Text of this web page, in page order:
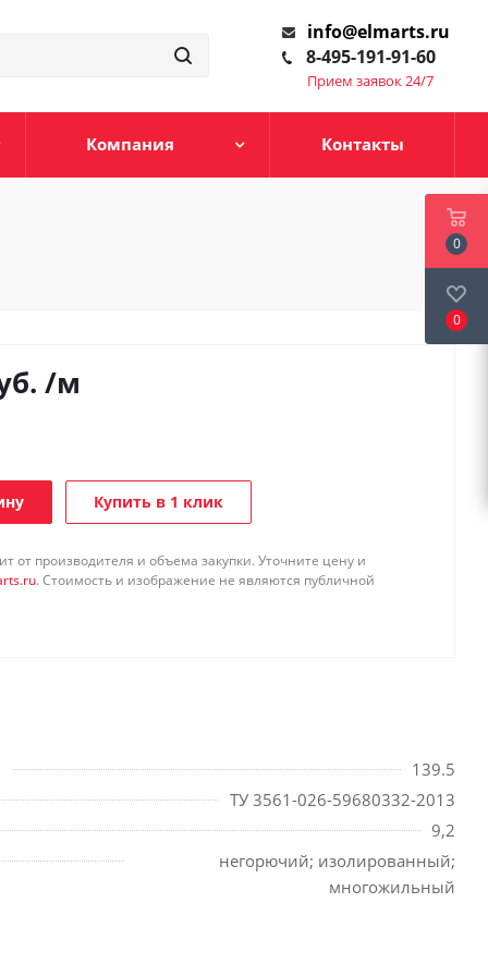
info@elmarts.ru
8-495-191-91-60
Прием заявок 24/7
Компания Контакты
/м
Купить в 1 клик
от производителя и объема закупки. Уточните цену и
. Стоимость и изображение не являются публичной
139.5
ТУ 3561-026-59680332-2013
9,2
негорючий; изолированный;
многожильный
0
0